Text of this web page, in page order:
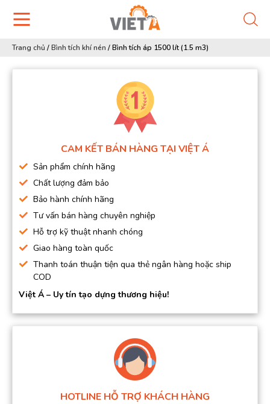
Trang chủ /Bình tích khí nén /Bình tích áp 1500 lít (1.5 m3)
CAM KẾT BÁN HÀNG TẠI VIỆT Á
Sản phẩm chính hãng
Chất lượng đảm bảo
Bảo hành chính hãng
Tư vấn bán hàng chuyên nghiệp
Hỗ trợ kỹ thuật nhanh chóng
Giao hàng toàn quốc
Thanh toán thuận tiện qua thẻ ngân hàng hoặc ship
COD
Việt Á – Uy tín tạo dựng thương hiệu!
HOTLINE HỖ TRỢ KHÁCH HÀNG